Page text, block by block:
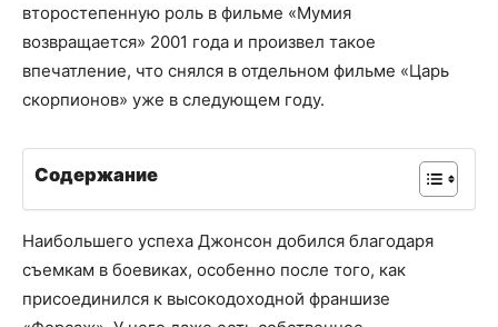
второстепенную роль в фильме «Мумия
возвращается» 2001 года и произвел такое
впечатление, что снялся в отдельном фильме «Царь
скорпионов» уже в следующем году.
Содержание
Наибольшего успеха Джонсон добился благодаря
съемкам в боевиках, особенно после того, как
присоединился к высокодоходной франшизе